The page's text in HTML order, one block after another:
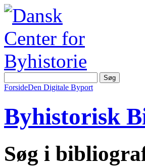
ForsideDen Digitale Byport
Byhistorisk
Søg i